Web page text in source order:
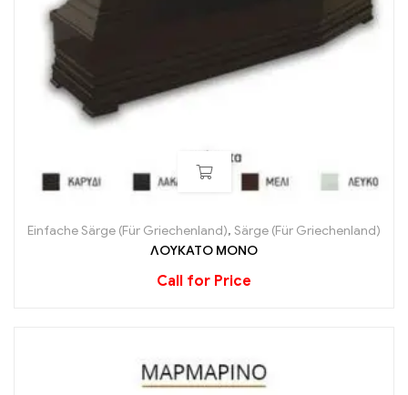
Einfache Särge (Für Griechenland), Särge (Für Griechenland)
ΛΟΥΚΑΤΟ ΜΟΝΟ
Call for Price